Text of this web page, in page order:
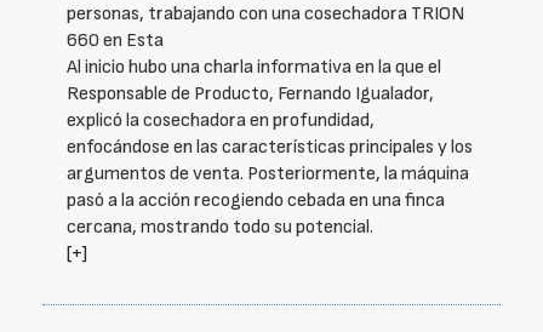
personas, trabajando con una cosechadora TRION
660 en Esta
Al inicio hubo una charla informativa en la que el
Responsable de Producto, Fernando Igualador,
explicó la cosechadora en profundidad,
enfocándose en las características principales y los
argumentos de venta. Posteriormente, la máquina
pasó a la acción recogiendo cebada en una finca
cercana, mostrando todo su potencial.
[+]